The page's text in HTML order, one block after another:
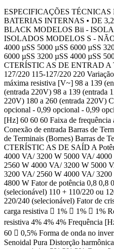
ESPECIFICAÇÕES
BATERIAS INTERNAS • DE
BLACK MODELOS Bii -
ISOLADOS MODELOS S -
4000 µSS 5000 µSS 6000 µSS
6000 µSS 3200 µSS 4000 µSS
CTERÍSTIC AS DE ENTRAD A
127/220 115-127/220 220
máxima resistiva [V~] 98 a 139
(entrada 220V) 98 a 139 (entrada
220V) 180 a 260 (entrada 220V)
opcional - 0,99 opcional - 0,99
[Hz] 60 60 60 Faixa de
Conexão de entrada Barras de
de Terminais (Bornes) Barras de
CTERÍSTIC AS DE SAÍD A
4000 VA/ 3200 W 5000 VA/
2560 W 4000 VA/ 3200 W 5000
3200 VA/ 2560 W 4000 VA/
4800 W Fator de potência 0,8 0,8
(selecionável) 110 + 110/220 ou
220/240 (selecionável) Fator de
carga resistiva  1%  1%  1%
resistiva 4% 4% 4% Frequência
60  0,5% Forma de onda no
Senoidal Pura Distorção